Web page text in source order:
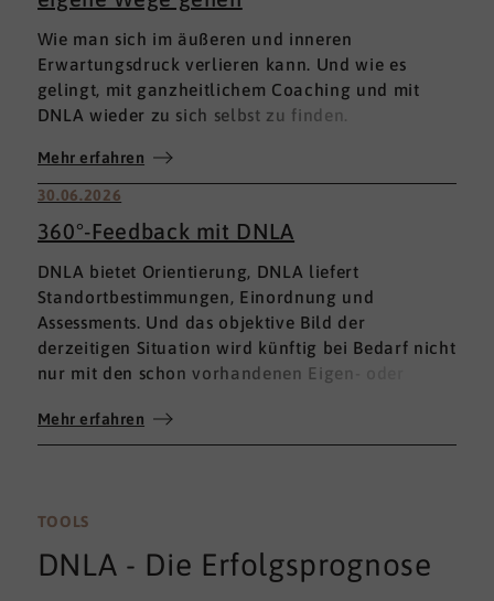
Wie man sich im äußeren und inneren
Erwartungsdruck verlieren kann. Und wie es
gelingt, mit ganzheitlichem Coaching und mit
DNLA wieder zu sich selbst zu finden.
Mehr erfahren
30.06.2026
360°-Feedback mit DNLA
DNLA bietet Orientierung, DNLA liefert
Standortbestimmungen, Einordnung und
Assessments. Und das objektive Bild der
derzeitigen Situation wird künftig bei Bedarf nicht
nur mit den schon vorhandenen Eigen- oder
umfassenden 360°-Feedback.
Mehr erfahren
TOOLS
DNLA - Die Erfolgsprognose